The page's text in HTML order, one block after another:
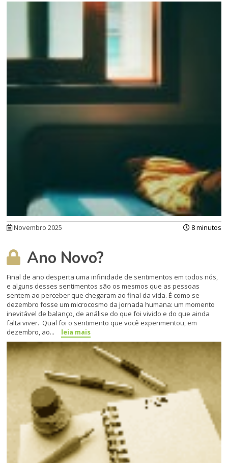
Novembro 2025 8 minutos
Ano Novo?
Final de ano desperta uma infinidade de sentimentos em todos nós,
e alguns desses sentimentos são os mesmos que as pessoas
sentem ao perceber que chegaram ao final da vida. É como se
dezembro fosse um microcosmo da jornada humana: um momento
inevitável de balanço, de análise do que foi vivido e do que ainda
falta viver. Qual foi o sentimento que você experimentou, em
dezembro, ao...
leia mais